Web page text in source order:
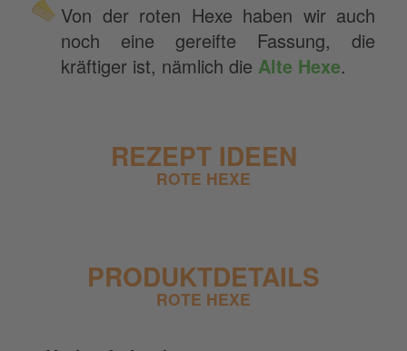
Von der roten Hexe haben wir auch
noch eine gereifte Fassung, die
kräftiger ist, nämlich die Alte Hexe.
REZEPT IDEEN
ROTE HEXE
PRODUKTDETAILS
ROTE HEXE